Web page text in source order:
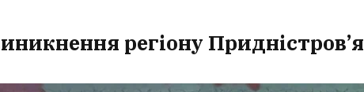
регіону Придністров’я